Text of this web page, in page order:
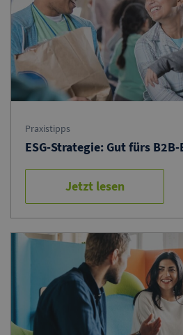
Praxistipps
ESG-Strategie: Gut fürs
Jetzt lesen